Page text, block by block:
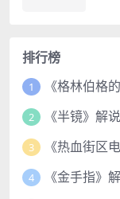
排行榜
1 《格林伯格
2 《半镜》解
3 《热血街区
4 《金手指》